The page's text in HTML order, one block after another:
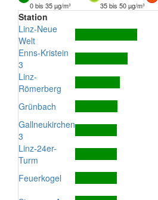
0 bis 35 µg/m³
35 bis 50 µg/m³
Station
Linz-Neue
Welt
Enns-Kristein
3
Linz-
Römerberg
Grünbach
Gallneukirchen
3
Linz-24er-
Turm
Feuerkogel